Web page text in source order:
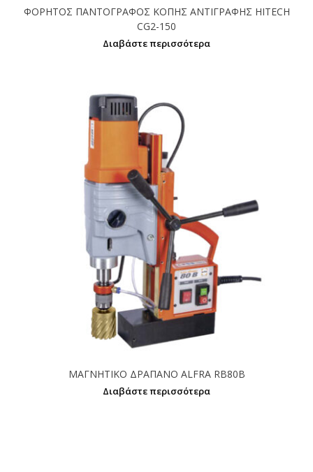
ΦΟΡΗΤΟΣ ΠΑΝΤΟΓΡΑΦΟΣ ΚΟΠΗΣ ΑΝΤΙΓΡΑΦΗΣ HITECH
CG2-150
Διαβάστε περισσότερα
ΜΑΓΝΗΤΙΚΟ ΔΡΑΠΑΝΟ ALFRA RB80B
Διαβάστε περισσότερα